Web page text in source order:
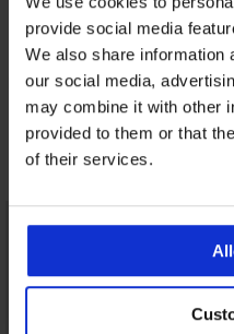
provide social media
We also share information
our social media,
may combine it with other
provided to them or that
of their services.
3,8
New
Grudnjak Spacer
41,99 €
Otkrijte